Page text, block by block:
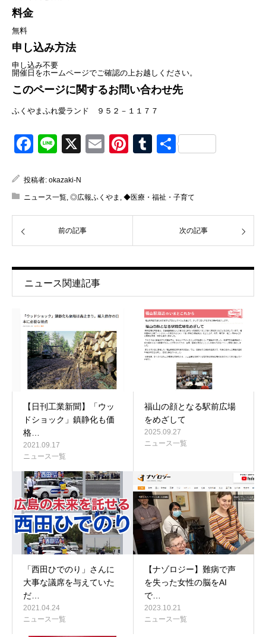
料金
無料
申し込み方法
申し込み不要
開催日をホームページでご確認の上お越しください。
このページに関するお問い合わせ先
ふくやまふれ愛ランド ９５２－１１７７
Facebook
Line
X EmailPinterest
Tumblr
共
投稿者: okazaki-N
ニュース一覧, ◎広報ふくやま , ◆医療・福祉・子育て
前の記事 次の記事
ニュース関連記事
【日刊工業新聞】「ウッ
ドショック」鎮静化も価
格…
2021.09.17
ニュース一覧
福山の顔となる駅前広場
をめざして
2025.09.27
ニュース一覧
「西田ひでのり」さんに
大事な議席を与えていた
だ…
2021.04.24
ニュース一覧
【ナゾロジー】難病で声
を失った女性の脳をAI
で…
2023.10.21
ニュース一覧